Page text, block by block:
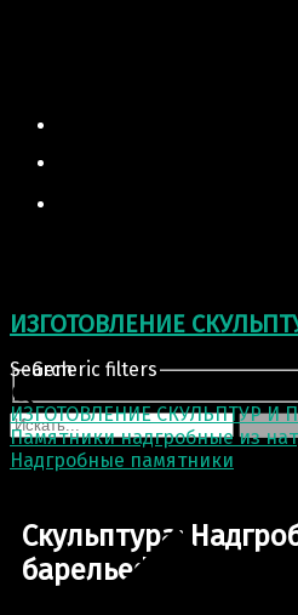
ИЗГОТОВЛЕНИЕ
Search
Generic filters
ИЗГОТОВЛЕНИЕ СКУЛЬПТУР И
Памятники надгробные из
Надгробные памятники
Скульптура:
барельефом